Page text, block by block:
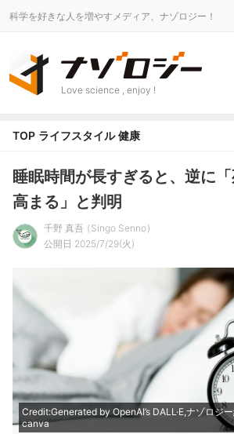
科学を好きな人を増やすメディア、ナゾロジー！
Love science , enjoy !
TOP ライフスタイル 健康
睡眠時間が長すぎると、逆に
高まる」と判明
千野 真吾
Singo Senno
公開日 2025/7/29(火)
Credit:Generated by OpenAI’s DALL·E,ナゾロジ
canva